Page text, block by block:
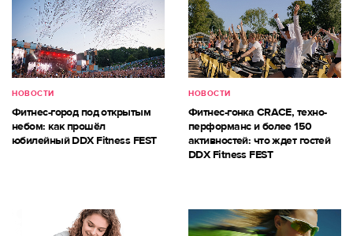
НОВОСТИ
Фитнес-город под открытым
небом: как прошёл
юбилейный DDX Fitness FEST
НОВОСТИ
Фитнес-гонка CRACE, техно-
перформанс и более 150
активностей: что ждет гостей
DDX Fitness FEST